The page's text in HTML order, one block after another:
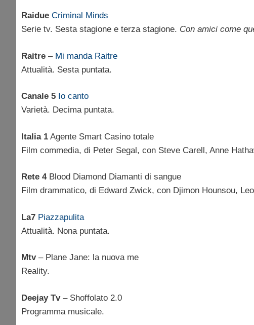
Raidue Criminal Minds
Serie tv. Sesta stagione e terza stagione. Con amici come
Raitre – Mi manda Raitre
Attualità. Sesta puntata.
Canale 5 Io canto
Varietà. Decima puntata.
Italia 1 Agente Smart Casino totale
Film commedia, di Peter Segal, con Steve Carell, Anne
Rete 4Blood Diamond Diamanti di sangue
Film drammatico, di Edward Zwick, con Djimon Hounsou,
La7 Piazzapulita
Attualità. Nona puntata.
Mtv– Plane Jane: la nuova me
Reality.
Deejay Tv– Shoffolato 2.0
Programma musicale.